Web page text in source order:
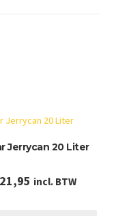
Jerrycan 20 Liter
21,95 incl. BTW